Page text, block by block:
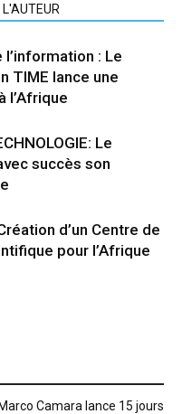
: Le
TIME lance une
l’Afrique
Le
succès son
d’un Centre de
pour l’Afrique
Camara lance 15 jours